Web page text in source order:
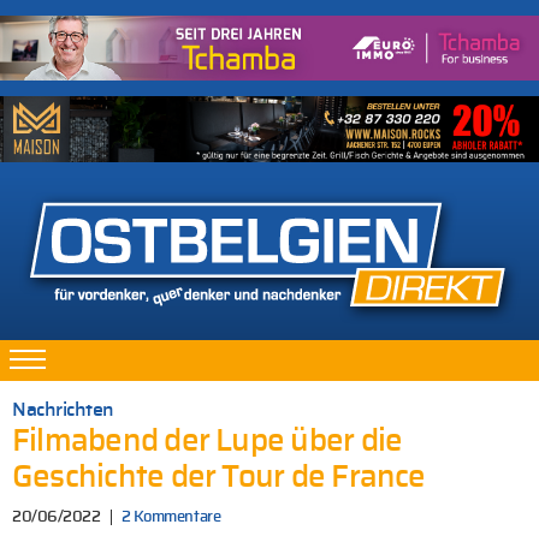
Nachrichten
Filmabend der Lupe über die
Geschichte der Tour de France
20/06/2022 2 Kommentare